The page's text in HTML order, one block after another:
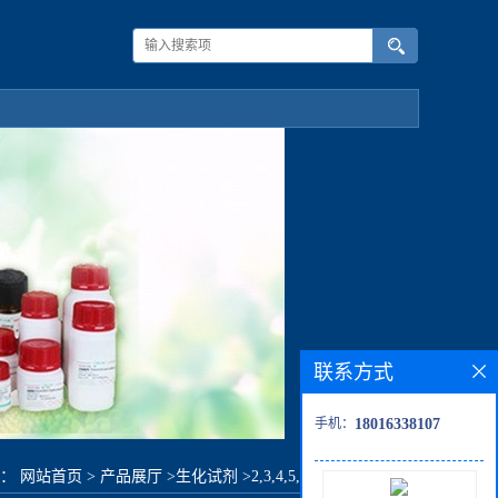
网站首页 > 产品展厅 >生化试剂 >2,3,4,5,6-五氟苯甲酰氯
联系方式
手机： 18016338107